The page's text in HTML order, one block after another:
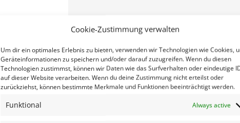
Cookie-Zustimmung verwalten
Um dir ein optimales Erlebnis zu bieten, verwenden wir Technologien wie Cookies,
Geräteinformationen zu speichern und/oder darauf zuzugreifen. Wenn du diesen
Technologien zustimmst, können wir Daten wie das Surfverhalten oder eindeutige
auf dieser Website verarbeiten. Wenn du deine Zustimmung nicht erteilst oder
zurückziehst, können bestimmte Merkmale und Funktionen beeinträchtigt werden.
Funktional Always active